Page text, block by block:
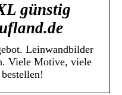
günstig
Leinwandbilder
Viele Motive, viele